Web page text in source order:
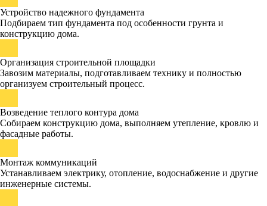
Устройство надежного фундамента
Подбираем тип фундамента под особенности грунта и
конструкцию дома.
Организация строительной площадки
Завозим материалы, подготавливаем технику и полностью
организуем строительный процесс.
Возведение теплого контура дома
Собираем конструкцию дома, выполняем утепление, кровлю и
фасадные работы.
Монтаж коммуникаций
Устанавливаем электрику, отопление, водоснабжение и другие
инженерные системы.